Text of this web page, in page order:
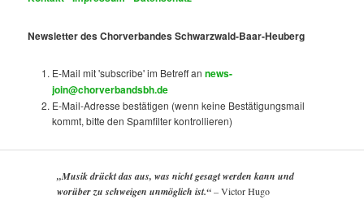
Newsletter des Chorverbandes Schwarzwald-Baar-Heuberg
E-Mail mit 'subscribe' im Betreff annews-
join@chorverbandsbh.de
E-Mail-Adresse bestätigen (wenn keine Bestätigungsmail
kommt, bitte den Spamfilter kontrollieren)
„Musik drückt das aus, was nicht gesagt werden kann und
worüber zu schweigen unmöglich ist.“–Victor Hugo